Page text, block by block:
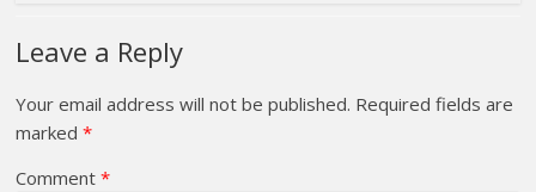
Leave a Reply
Your email address will not be published. Required fields are
marked*
Comment*